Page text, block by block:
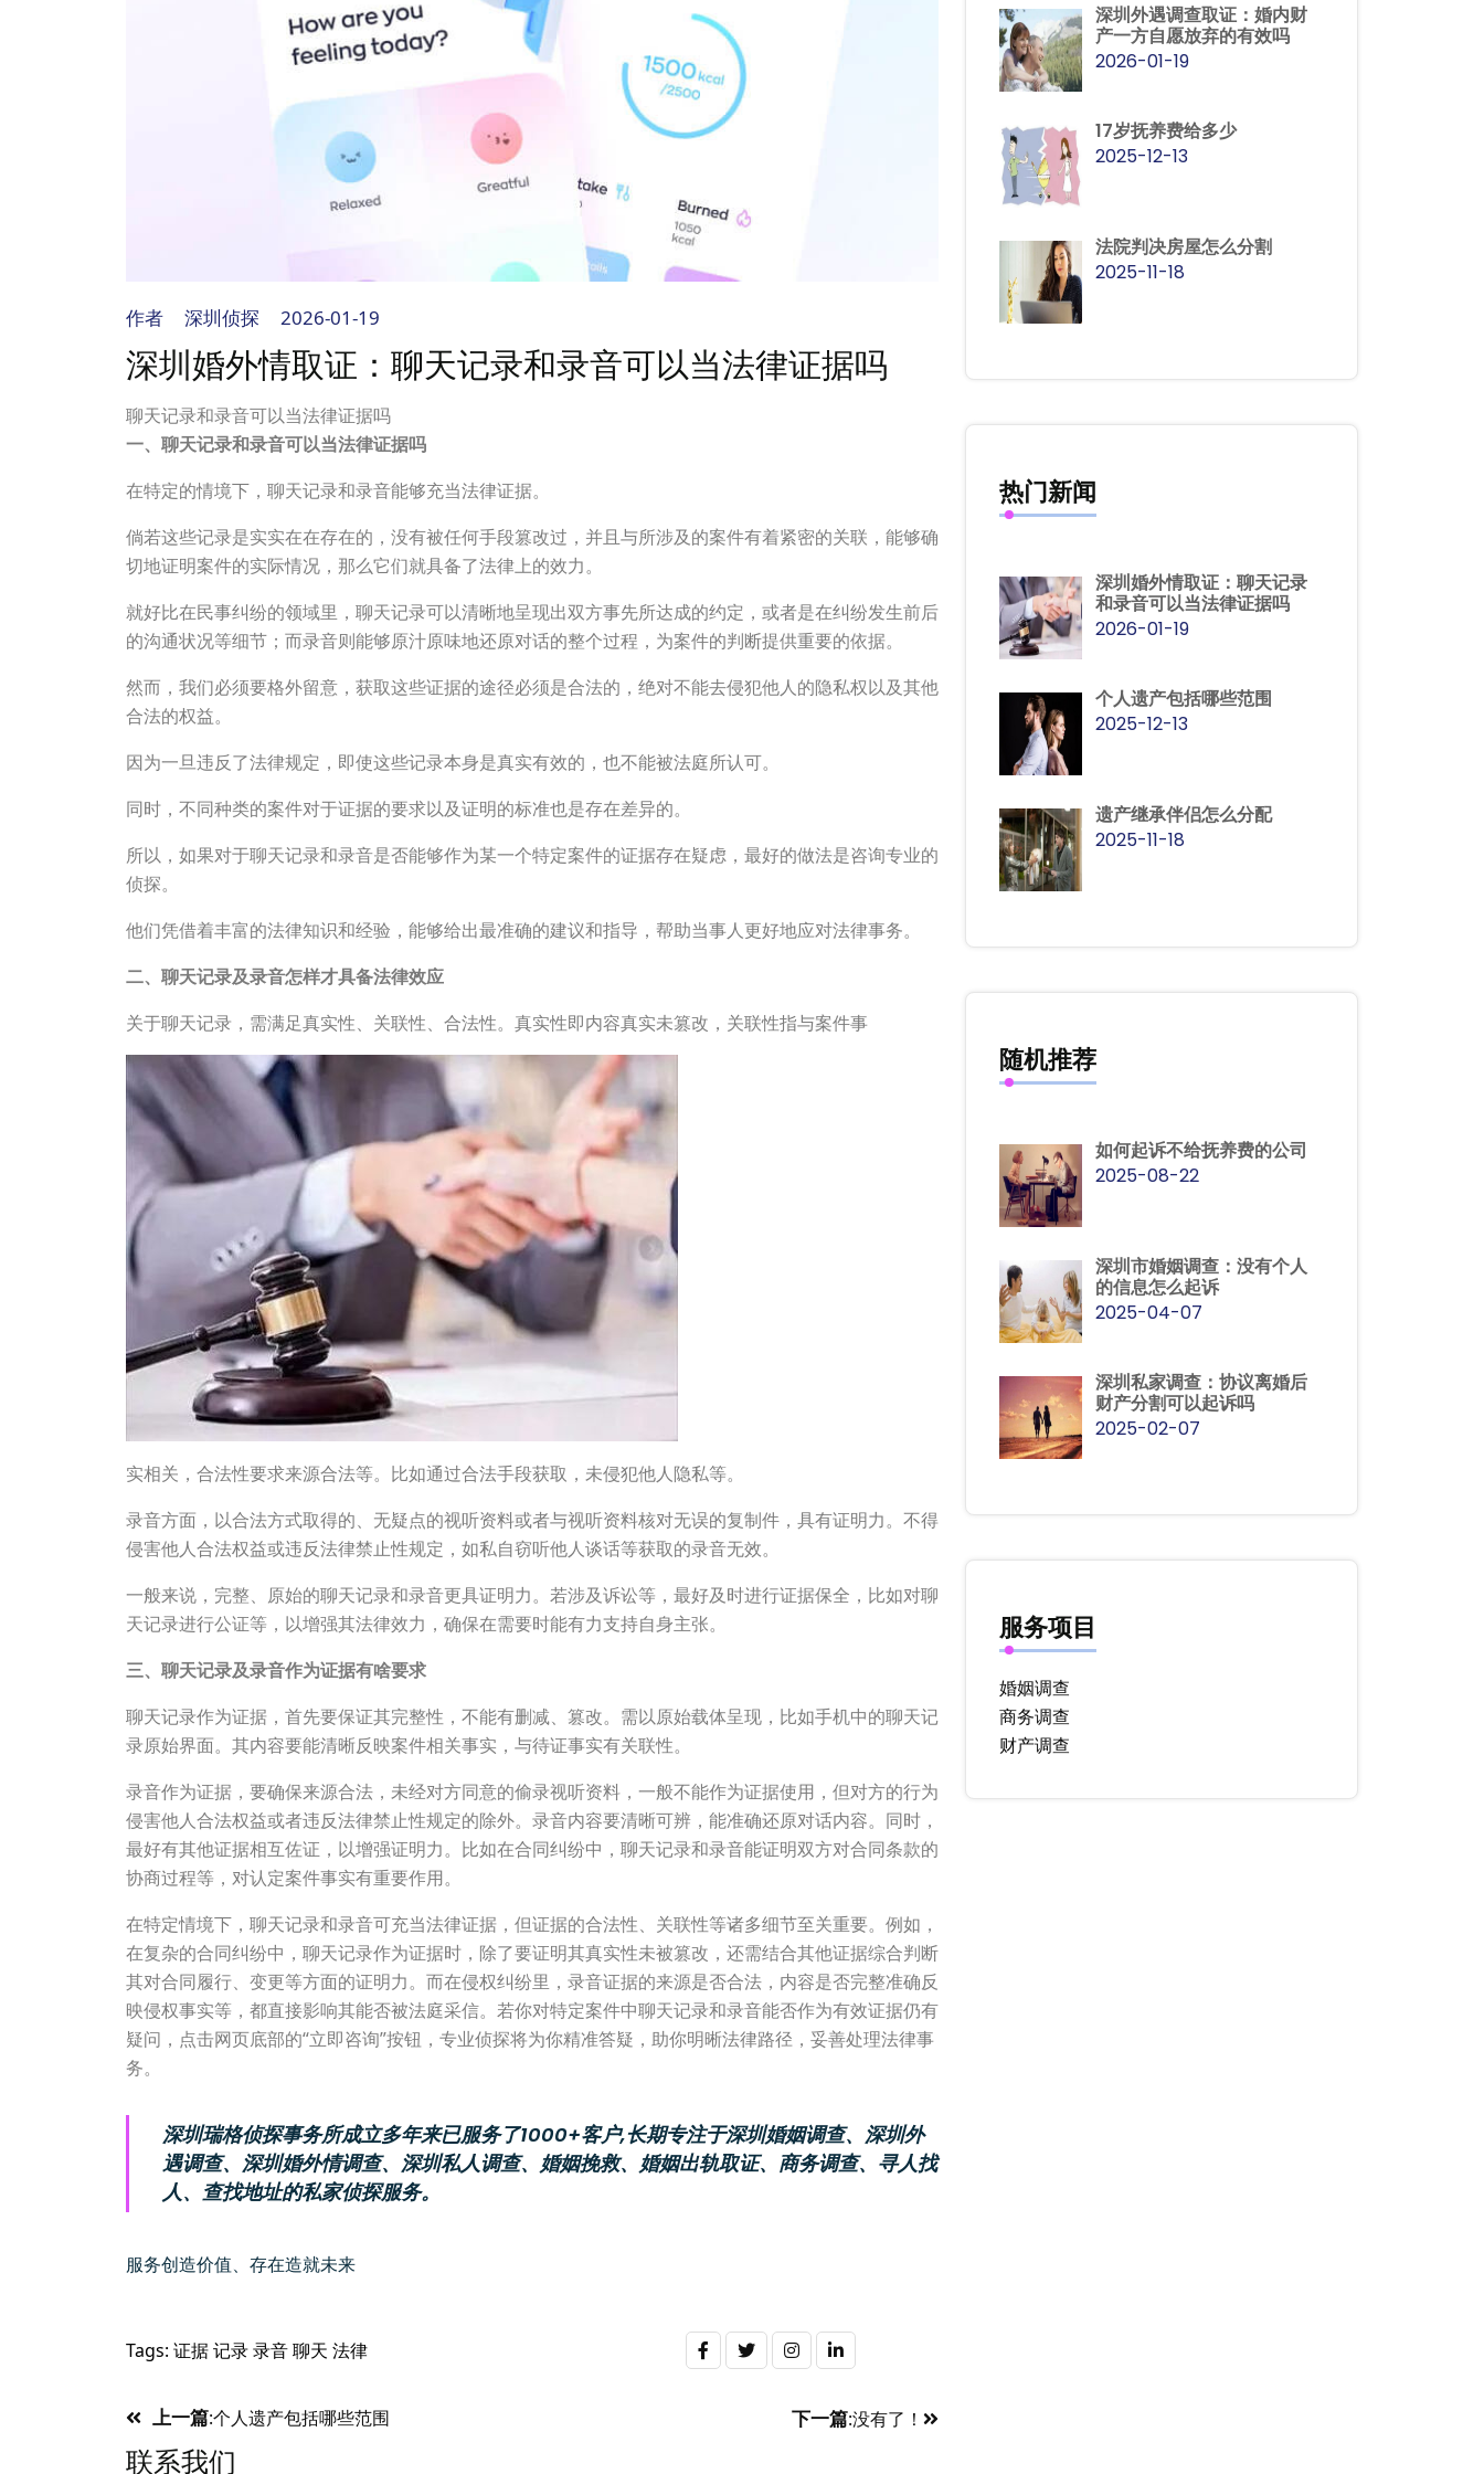
作者 深圳侦探 2026-01-19
深圳婚外情取证：聊天记录和录音可以当法律证据吗
聊天记录和录音可以当法律证据吗
一、聊天记录和录音可以当法律证据吗
在特定的情境下，聊天记录和录音能够充当法律证据。
倘若这些记录是实实在在存在的，没有被任何手段篡改过，并且与所涉及的案件有着紧密的关联，能够确
切地证明案件的实际情况，那么它们就具备了法律上的效力。
就好比在民事纠纷的领域里，聊天记录可以清晰地呈现出双方事先所达成的约定，或者是在纠纷发生前后
的沟通状况等细节；而录音则能够原汁原味地还原对话的整个过程，为案件的判断提供重要的依据。
然而，我们必须要格外留意，获取这些证据的途径必须是合法的，绝对不能去侵犯他人的隐私权以及其他
合法的权益。
因为一旦违反了法律规定，即使这些记录本身是真实有效的，也不能被法庭所认可。
同时，不同种类的案件对于证据的要求以及证明的标准也是存在差异的。
所以，如果对于聊天记录和录音是否能够作为某一个特定案件的证据存在疑虑，最好的做法是咨询专业的
侦探。
他们凭借着丰富的法律知识和经验，能够给出最准确的建议和指导，帮助当事人更好地应对法律事务。
二、聊天记录及录音怎样才具备法律效应
关于聊天记录，需满足真实性、关联性、合法性。真实性即内容真实未篡改，关联性指与案件事
实相关，合法性要求来源合法等。比如通过合法手段获取，未侵犯他人隐私等。
录音方面，以合法方式取得的、无疑点的视听资料或者与视听资料核对无误的复制件，具有证明力。不得
侵害他人合法权益或违反法律禁止性规定，如私自窃听他人谈话等获取的录音无效。
一般来说，完整、原始的聊天记录和录音更具证明力。若涉及诉讼等，最好及时进行证据保全，比如对聊
天记录进行公证等，以增强其法律效力，确保在需要时能有力支持自身主张。
三、聊天记录及录音作为证据有啥要求
聊天记录作为证据，首先要保证其完整性，不能有删减、篡改。需以原始载体呈现，比如手机中的聊天记
录原始界面。其内容要能清晰反映案件相关事实，与待证事实有关联性。
录音作为证据，要确保来源合法，未经对方同意的偷录视听资料，一般不能作为证据使用，但对方的行为
侵害他人合法权益或者违反法律禁止性规定的除外。录音内容要清晰可辨，能准确还原对话内容。同时，
最好有其他证据相互佐证，以增强证明力。比如在合同纠纷中，聊天记录和录音能证明双方对合同条款的
协商过程等，对认定案件事实有重要作用。
在特定情境下，聊天记录和录音可充当法律证据，但证据的合法性、关联性等诸多细节至关重要。例如，
在复杂的合同纠纷中，聊天记录作为证据时，除了要证明其真实性未被篡改，还需结合其他证据综合判断
其对合同履行、变更等方面的证明力。而在侵权纠纷里，录音证据的来源是否合法，内容是否完整准确反
映侵权事实等，都直接影响其能否被法庭采信。若你对特定案件中聊天记录和录音能否作为有效证据仍有
疑问，点击网页底部的“立即咨询”按钮，专业侦探将为你精准答疑，助你明晰法律路径，妥善处理法律事
务。
深圳瑞格侦探事务所成立多年来已服务了1000+客户,长期专注于深圳婚姻调查、深圳外
遇调查、深圳婚外情调查、深圳私人调查、婚姻挽救、婚姻出轨取证、商务调查、寻人找
人、查找地址的私家侦探服务。
服务创造价值、存在造就未来
Tags: 证据记录录音聊天 法律
Post
上一篇:个人遗产包括哪些范围 下一篇:没有了！
联系我们
深圳外遇调查取证：婚内财
产一方自愿放弃的有效吗
2026-01-19
17岁抚养费给多少
2025-12-13
法院判决房屋怎么分割
2025-11-18
热门新闻
深圳婚外情取证：聊天记录
和录音可以当法律证据吗
2026-01-19
个人遗产包括哪些范围
2025-12-13
遗产继承伴侣怎么分配
2025-11-18
随机推荐
如何起诉不给抚养费的公司
2025-08-22
深圳市婚姻调查：没有个人
的信息怎么起诉
2025-04-07
深圳私家调查：协议离婚后
财产分割可以起诉吗
2025-02-07
服务项目
婚姻调查
商务调查
财产调查